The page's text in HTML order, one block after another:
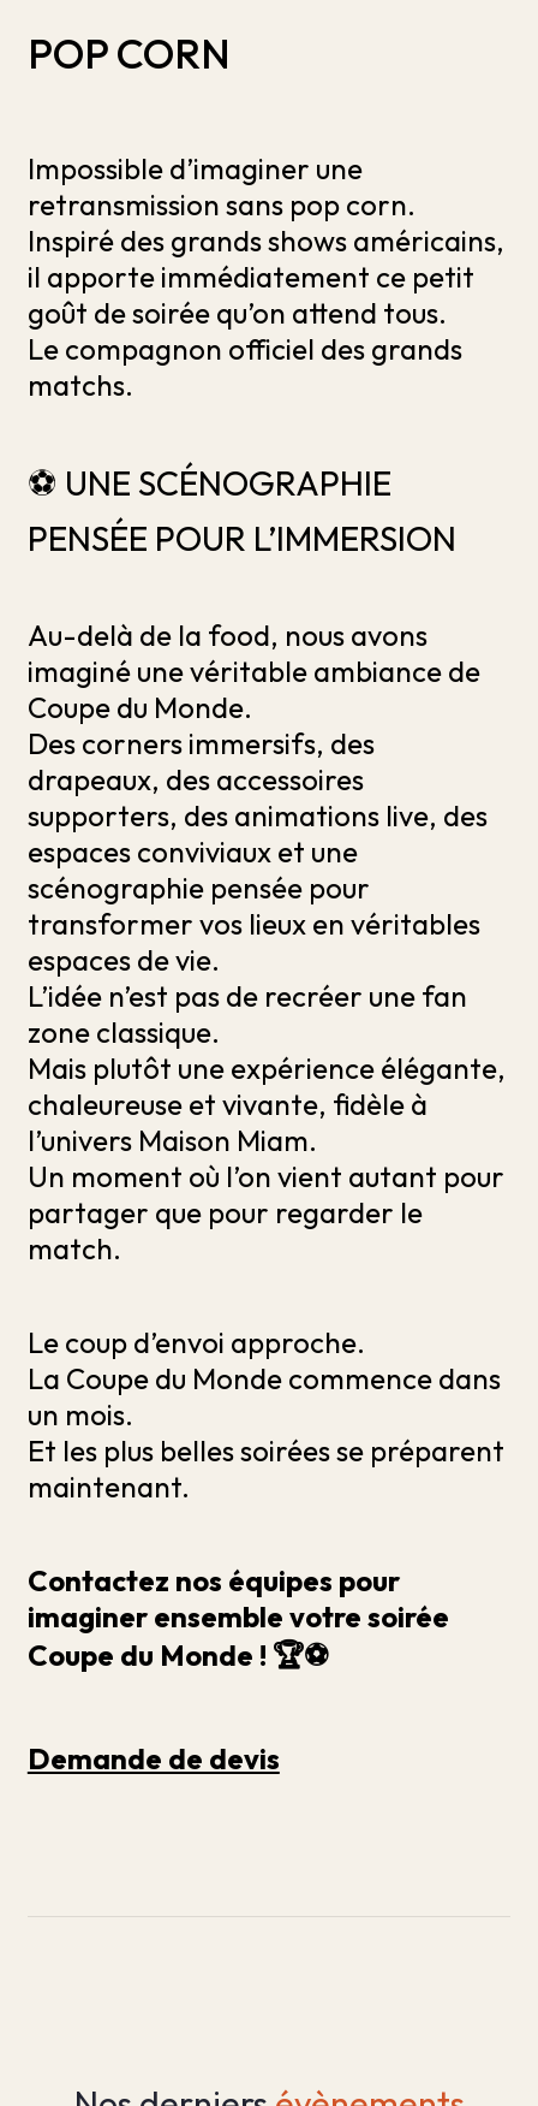
POP CORN
Impossible d’imaginer une
retransmission sans pop corn.
Inspiré des grands shows américains,
il apporte immédiatement ce petit
goût de soirée qu’on attend tous.
Le compagnon officiel des grands
matchs.
⚽ UNE SCÉNOGRAPHIE
PENSÉE POUR L’IMMERSION
Au-delà de la food, nous avons
imaginé une véritable ambiance de
Coupe du Monde.
Des corners immersifs, des
drapeaux, des accessoires
supporters, des animations live, des
espaces conviviaux et une
scénographie pensée pour
transformer vos lieux en véritables
espaces de vie.
L’idée n’est pas de recréer une fan
zone classique.
Mais plutôt une expérience élégante,
chaleureuse et vivante, fidèle à
l’univers Maison Miam.
Un moment où l’on vient autant pour
partager que pour regarder le
match.
Le coup d’envoi approche.
La Coupe du Monde commence dans
un mois.
Et les plus belles soirées se préparent
maintenant.
Contactez nos équipes pour
imaginer ensemble votre soirée
Coupe du Monde ! 🏆⚽️
Demande de devis